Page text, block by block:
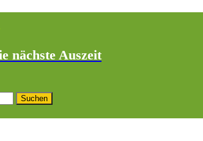
nächste Auszeit